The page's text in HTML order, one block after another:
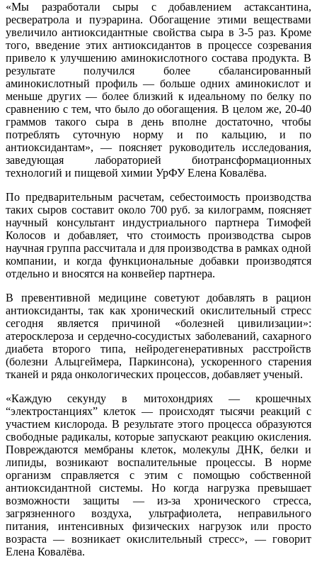
«Мы разработали сыры с добавлением астаксантина,
ресвератрола и пуэрарина. Обогащение этими веществами
увеличило антиоксидантные свойства сыра в 3-5 раз. Кроме
того, введение этих антиоксидантов в процессе созревания
привело к улучшению аминокислотного состава продукта. В
результате получился более сбалансированный
аминокислотный профиль — больше одних аминокислот и
меньше других — более близкий к идеальному по белку по
сравнению с тем, что было до обогащения. В целом же, 20-40
граммов такого сыра в день вполне достаточно, чтобы
потреблять суточную норму и по кальцию, и по
антиоксидантам», — поясняет руководитель исследования,
заведующая лабораторией биотрансформационных
технологий и пищевой химии УрФУ Елена Ковалёва.
По предварительным расчетам, себестоимость производства
таких сыров составит около 700 руб. за килограмм, поясняет
научный консультант индустриального партнера Тимофей
Колосов и добавляет, что стоимость производства сыров
научная группа рассчитала и для производства в рамках одной
компании, и когда функциональные добавки производятся
отдельно и вносятся на конвейер партнера.
В превентивной медицине советуют добавлять в рацион
антиоксиданты, так как хронический окислительный стресс
сегодня является причиной «болезней цивилизации»:
атеросклероза и сердечно-сосудистых заболеваний, сахарного
диабета второго типа, нейродегенеративных расстройств
(болезни Альцгеймера, Паркинсона), ускоренного старения
тканей и ряда онкологических процессов, добавляет ученый.
«Каждую секунду в митохондриях — крошечных
“электростанциях” клеток — происходят тысячи реакций с
участием кислорода. В результате этого процесса образуются
свободные радикалы, которые запускают реакцию окисления.
Повреждаются мембраны клеток, молекулы ДНК, белки и
липиды, возникают воспалительные процессы. В норме
организм справляется с этим с помощью собственной
антиоксидантной системы. Но когда нагрузка превышает
возможности защиты — из-за хронического стресса,
загрязненного воздуха, ультрафиолета, неправильного
питания, интенсивных физических нагрузок или просто
возраста — возникает окислительный стресс», — говорит
Елена Ковалёва.